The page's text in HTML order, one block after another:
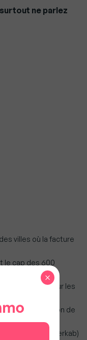
ne parlez
villes où la facture
le cap des 600
vraiment pour les
si votre location de
Interkab)
×